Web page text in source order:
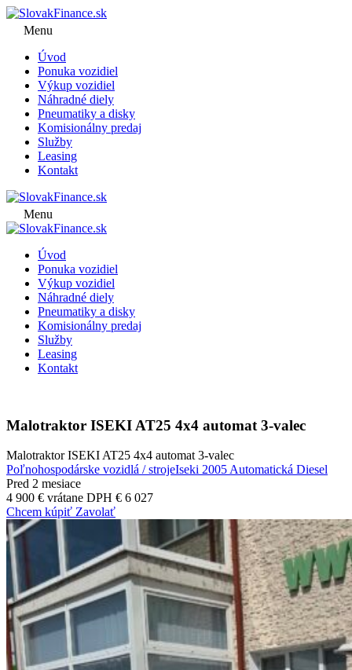
Menu
Úvod
Ponuka vozidiel
Výkup vozidiel
Náhradné diely
Pneumatiky a disky
Komisionálny predaj
Služby
Leasing
Kontakt
Menu
Úvod
Ponuka vozidiel
Výkup vozidiel
Náhradné diely
Pneumatiky a disky
Komisionálny predaj
Služby
Leasing
Kontakt
Malotraktor ISEKI AT25 4x4 automat 3-valec
Malotraktor ISEKI AT25 4x4 automat 3-valec
Poľnohospodárske vozidlá / strojeIseki 2005Automatická Diesel
Pred 2 mesiace
4 900 € vrátane DPH € 6 027
Chcem kúpiť Zavolať